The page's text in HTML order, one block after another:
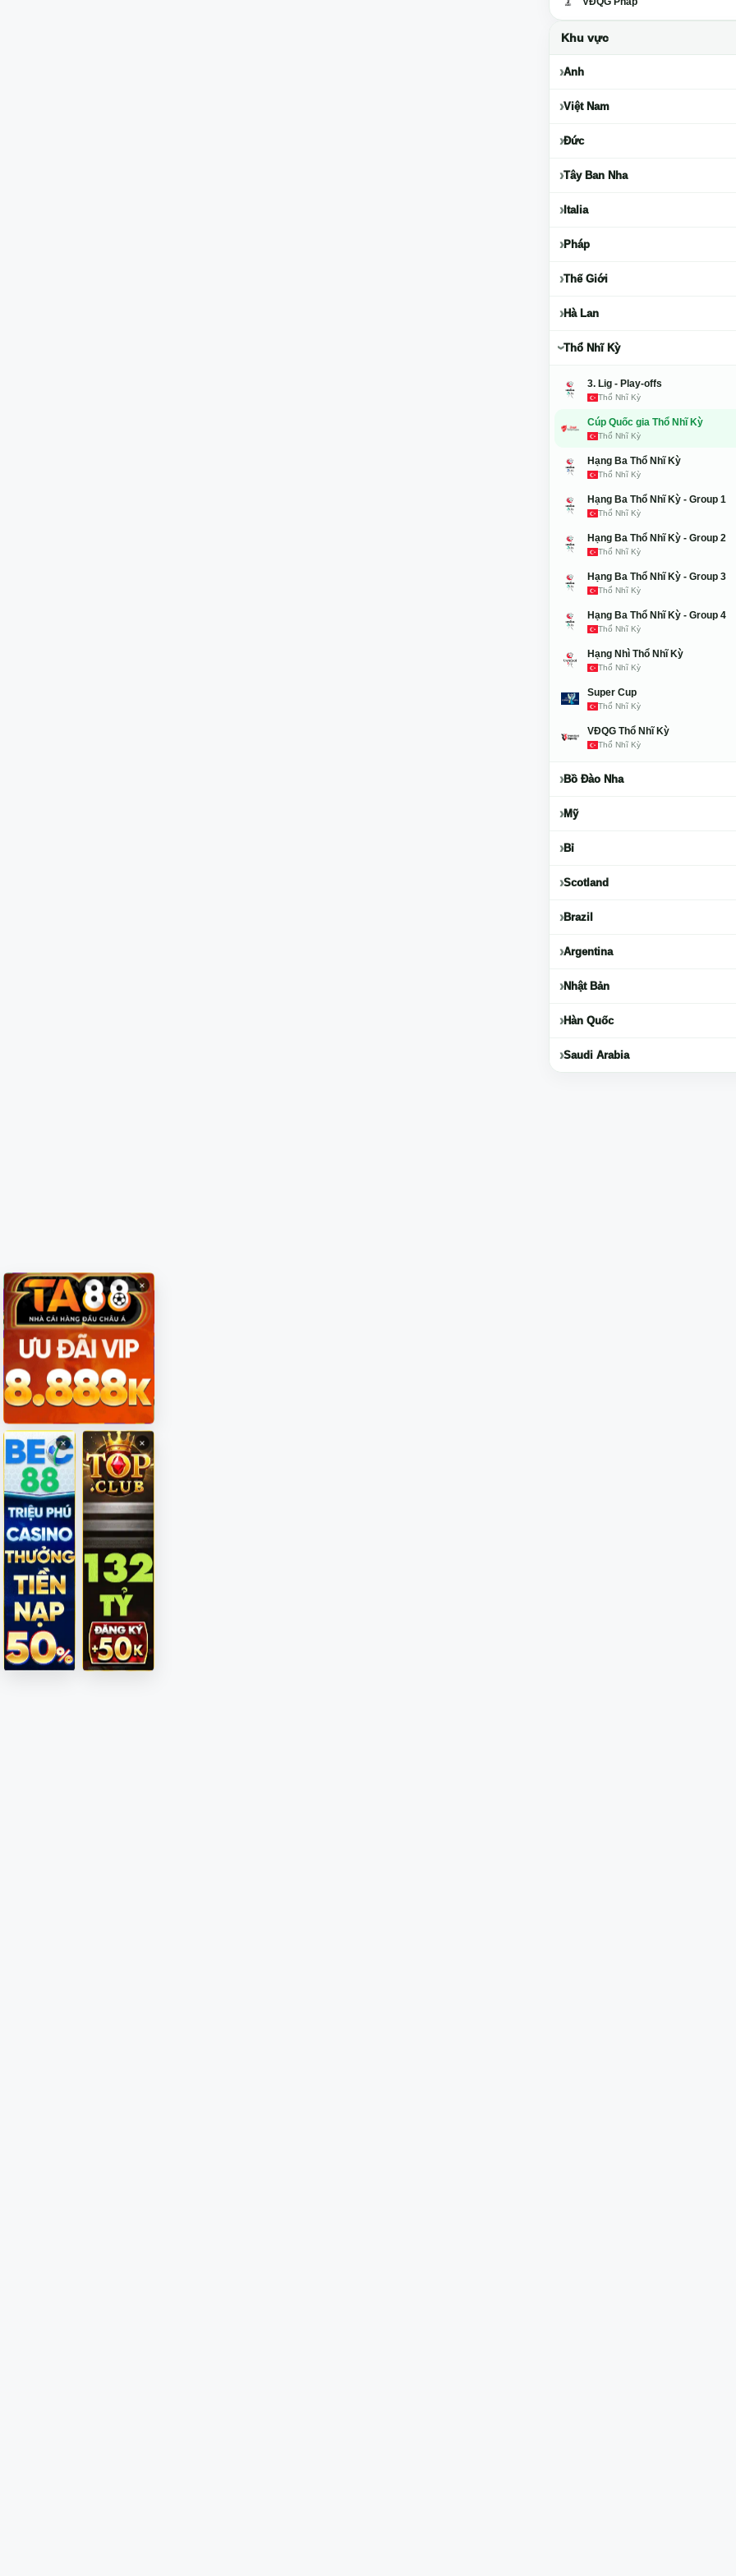
Khu vực
Anh
Việt Nam
Đức
Tây Ban Nha
Italia
Pháp
Thế Giới
Hà Lan
Thổ Nhĩ Kỳ
3. Lig - Play-offs
Thổ Nhĩ Kỳ
Cúp Quốc gia Thổ Nhĩ Kỳ
Thổ Nhĩ Kỳ
Hạng Ba Thổ Nhĩ Kỳ
Thổ Nhĩ Kỳ
Hạng Ba Thổ Nhĩ Kỳ - Group 1
Thổ Nhĩ Kỳ
Hạng Ba Thổ Nhĩ Kỳ - Group 2
Thổ Nhĩ Kỳ
Hạng Ba Thổ Nhĩ Kỳ - Group 3
Thổ Nhĩ Kỳ
Hạng Ba Thổ Nhĩ Kỳ - Group 4
Thổ Nhĩ Kỳ
Hạng Nhì Thổ Nhĩ Kỳ
Thổ Nhĩ Kỳ
Super Cup
Thổ Nhĩ Kỳ
VĐQG Thổ Nhĩ Kỳ
Thổ Nhĩ Kỳ
Bồ Đào Nha
Mỹ
Bỉ
Scotland
Brazil
Argentina
Nhật Bản
Hàn Quốc
Saudi Arabia
×
× ×